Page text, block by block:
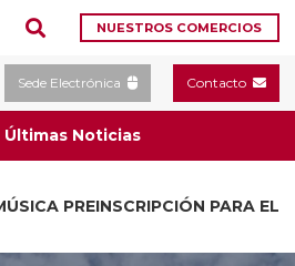
NUESTROS COMERCIOS
Sede Electrónica Contacto
Últimas Noticias
PREINSCRIPCIÓN PARA EL